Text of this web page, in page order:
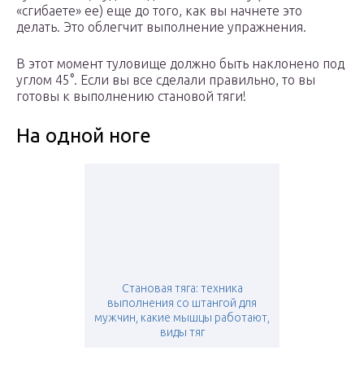
«сгибаете» ее) еще до того, как вы начнете это
делать. Это облегчит выполнение упражнения.
В этот момент туловище должно быть наклонено под
углом 45°. Если вы все сделали правильно, то вы
готовы к выполнению становой тяги!
На одной ноге
Становая тяга: техника
выполнения со штангой для
мужчин, какие мышцы работают,
виды тяг